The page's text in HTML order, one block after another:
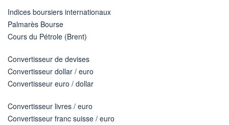
Indices boursiers internationaux
Palmarès Bourse
Cours du Pétrole (Brent)
Convertisseur de devises
Convertisseur dollar / euro
Convertisseur euro / dollar
Convertisseur livres / euro
Convertisseur franc suisse / euro